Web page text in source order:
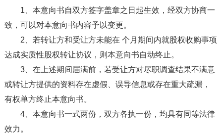
1、本意向书自双方签字盖章之日起生效，经双方协商一
致，可以对本意向书内容予以变更。
2、若转让方和受让方未能在 个月期间内就股权收购事项
达成实质性股权转让协议，则本意向书自动终止。
3、在上述期间届满前，若受让方对尽职调查结果不满意
或转让方提供的资料存在虚假、误导信息或存在重大疏漏，
有权单方终止本意向书。
4、本意向书一式两份，双方各执一份，均具有同等法律
效力。